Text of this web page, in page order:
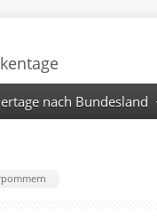
nach Bundesland